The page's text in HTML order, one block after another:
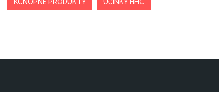
KONOPNÉ PRODUKTY ÚČINKY HHC